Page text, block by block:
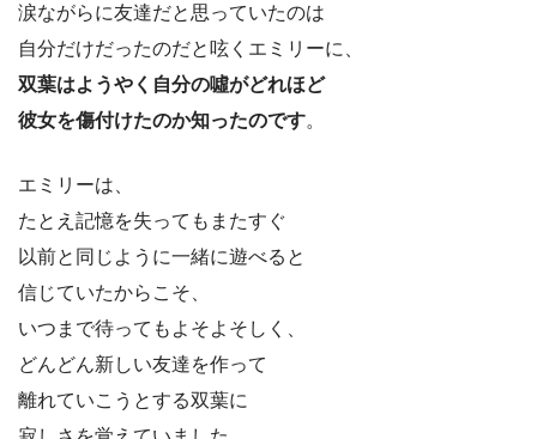
涙ながらに友達だと思っていたのは
自分だけだったのだと呟くエミリーに、
双葉はようやく自分の噓がどれほど
彼女を傷付けたのか知ったのです。
エミリーは、
たとえ記憶を失ってもまたすぐ
以前と同じように一緒に遊べると
信じていたからこそ、
いつまで待ってもよそよそしく、
どんどん新しい友達を作って
離れていこうとする双葉に